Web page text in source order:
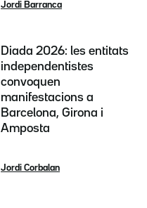
Jordi Barranca
Diada 2026: les entitats
independentistes
convoquen
manifestacions a
Barcelona, Girona i
Amposta
Jordi Corbalan